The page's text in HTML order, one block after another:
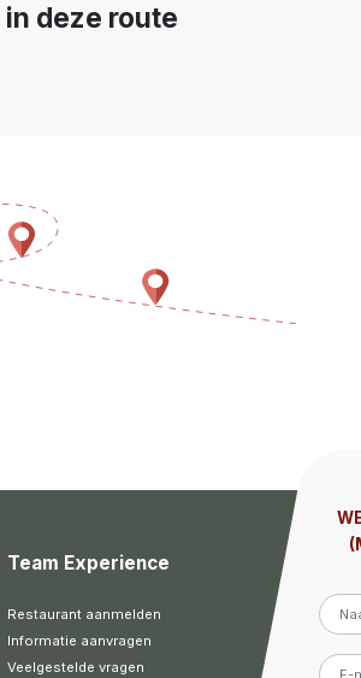
deze route
Team Experience
Restaurant aanmelden
Informatie aanvragen
Veelgestelde vragen